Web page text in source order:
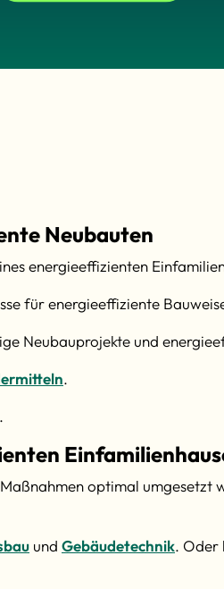
Neubauten
energieeffizienten
für energieeffiziente
Neubauprojekte und
.
.
optimal umgesetzt
und Gebäudetechnik. Oder